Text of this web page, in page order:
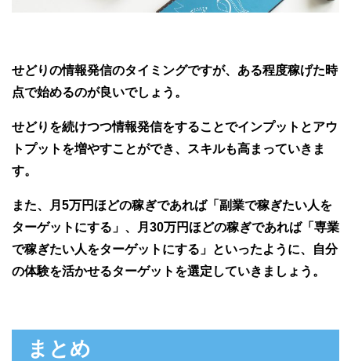
せどりの情報発信のタイミングですが、ある程度稼げた時
点で始めるのが良いでしょう。
せどりを続けつつ情報発信をすることでインプットとアウ
トプットを増やすことができ、スキルも高まっていきま
す。
また、月5万円ほどの稼ぎであれば「副業で稼ぎたい人を
ターゲットにする」、月30万円ほどの稼ぎであれば「専業
で稼ぎたい人をターゲットにする」といったように、自分
の体験を活かせるターゲットを選定していきましょう。
まとめ